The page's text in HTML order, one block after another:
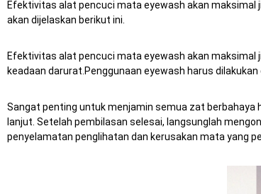
Efektivitas alat pencuci mata eyewash akan maksimal
akan dijelaskan berikut ini.
Efektivitas alat pencuci mata eyewash akan maksimal
keadaan darurat.Penggunaan eyewash harus
Sangat penting untuk menjamin semua zat berbahaya
lanjut. Setelah pembilasan selesai, langsunglah
penyelamatan penglihatan dan kerusakan mata yang